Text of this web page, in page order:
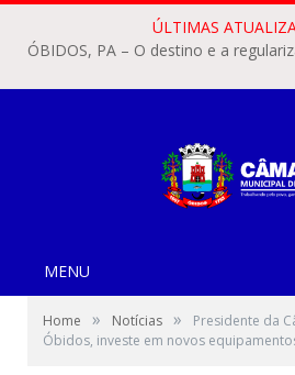
ÚLTIMAS
MENU
Home » Notícias »
Presidente da
Óbidos, investe em novos